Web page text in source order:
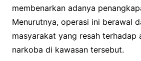
membenarkan adanya
Menurutnya, operasi ini berawal
masyarakat yang resah terhadap
narkoba di kawasan tersebut.